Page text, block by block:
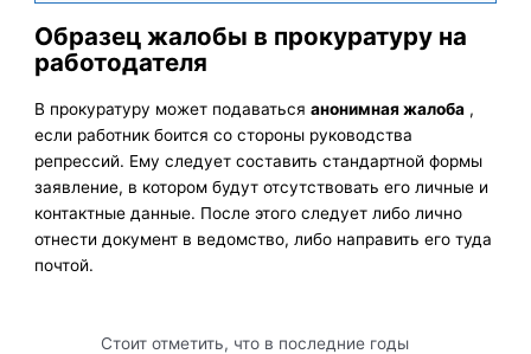
Образец жалобы в прокуратуру на
работодателя
В прокуратуру может подаватьсяанонимная жалоба ,
если работник боится со стороны руководства
репрессий. Ему следует составить стандартной формы
заявление, в котором будут отсутствовать его личные и
контактные данные. После этого следует либо лично
отнести документ в ведомство, либо направить его туда
почтой.
Стоит отметить, что в последние годы